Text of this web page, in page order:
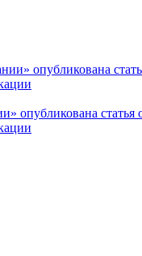
опубликована статья